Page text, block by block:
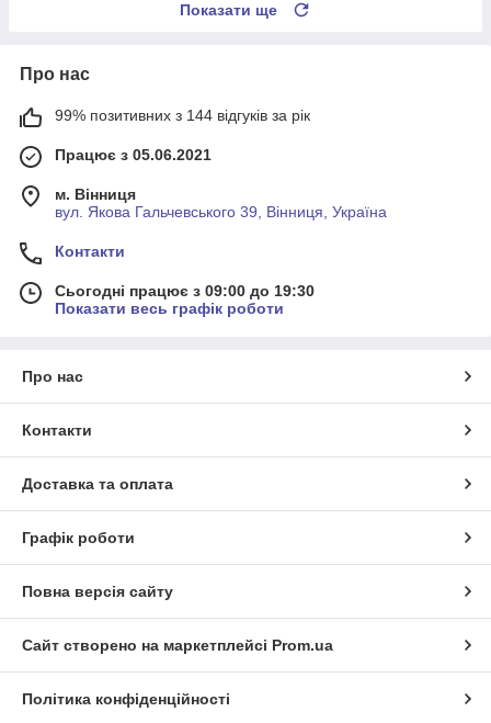
Показати ще
Про нас
99% позитивних з 144 відгуків за рік
Працює з 05.06.2021
м. Вінниця
вул. Якова Гальчевського 39, Вінниця, Україна
Контакти
Сьогодні працює з 09:00 до 19:30
Показати весь графік роботи
Про нас
Контакти
Доставка та оплата
Графік роботи
Повна версія сайту
Сайт створено на маркетплейсі Prom.ua
Політика конфіденційності